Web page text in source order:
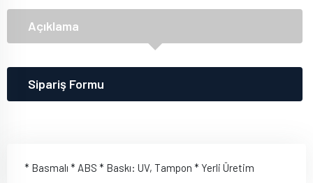
Açıklama
Sipariş Formu
* Basmalı * ABS * Baskı: UV, Tampon * Yerli Üretim